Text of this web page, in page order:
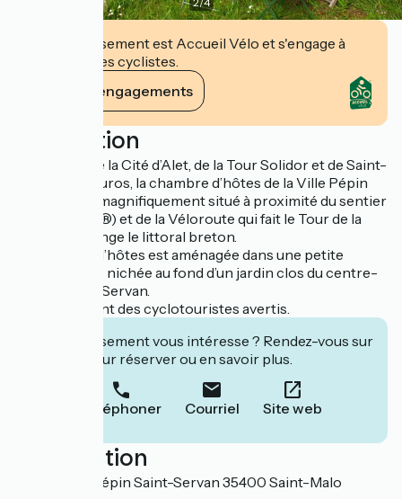
Cet établissement est Accueil Vélo et s'engage à
accueillir des cyclistes.
Voir ses engagements
Description
A deux pas de la Cité d’Alet, de la Tour Solidor et de Saint-
Malo Intra-Muros, la chambre d’hôtes de la Ville Pépin
est un havre magnifiquement situé à proximité du sentier
côtier (GR34®) et de la Véloroute qui fait le Tour de la
Manche et longe le littoral breton.
La chambre d’hôtes est aménagée dans une petite
maison basse nichée au fond d’un jardin clos du centre-
ville de Saint-Servan.
Vos hôtes sont des cyclotouristes avertis.
Cet établissement vous intéresse ? Rendez-vous sur
leur site pour réserver ou en savoir plus.
Téléphoner Courriel Site web
Localisation
57 rue Ville Pépin Saint-Servan 35400 Saint-Malo